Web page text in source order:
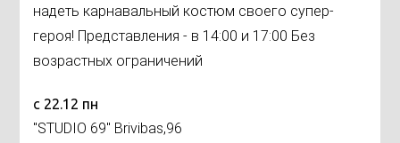
надеть карнавальный костюм своего супер-
героя! Представления - в 14:00 и 17:00 Без
возрастных ограничений
с 22.12 пн
"STUDIO 69" Brivibas,96